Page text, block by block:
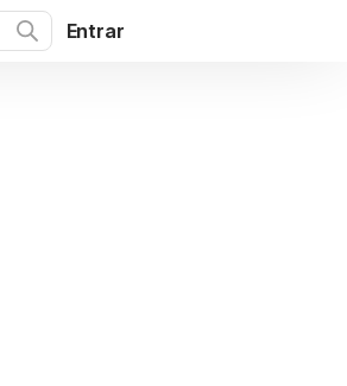
Entrar